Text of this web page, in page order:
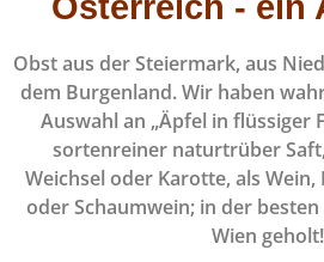
Obst aus der Steiermark, aus
dem Burgenland. Wir haben
Auswahl an „Äpfel in flüssiger
sortenreiner naturtrüber
Weichsel oder Karotte, als Wein,
oder Schaumwein; in der
Wien geholt!